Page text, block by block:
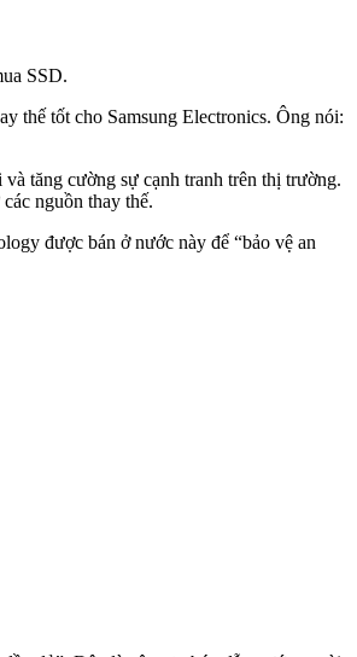
SSD.
thế tốt cho Samsung Electronics. Ông nói:
tăng cường sự cạnh tranh trên thị trường.
nguồn thay thế.
được bán ở nước này để “bảo vệ an